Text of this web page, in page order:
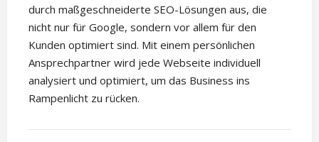
durch maßgeschneiderte SEO-Lösungen aus, die
nicht nur für Google, sondern vor allem für den
Kunden optimiert sind. Mit einem persönlichen
Ansprechpartner wird jede Webseite individuell
analysiert und optimiert, um das Business ins
Rampenlicht zu rücken.